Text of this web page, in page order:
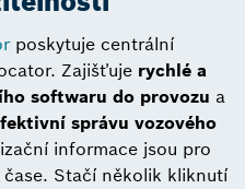
poskytuje centrální
Zajišťuje rychlé a
softwaru do provozu a
správu vozového
informace jsou pro
čase. Stačí několik kliknutí